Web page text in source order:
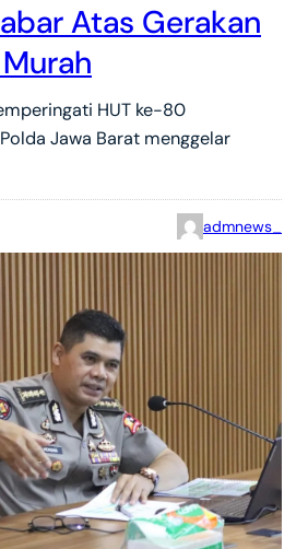
Atas Gerakan
HUT ke-80
Jawa Barat menggelar
admnews_